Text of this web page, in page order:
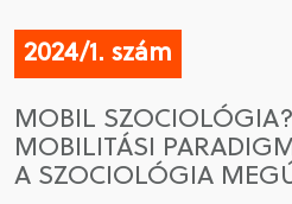
2024/1. szám
MOBIL
MOBILITÁSI
A SZOCIOLÓGIA